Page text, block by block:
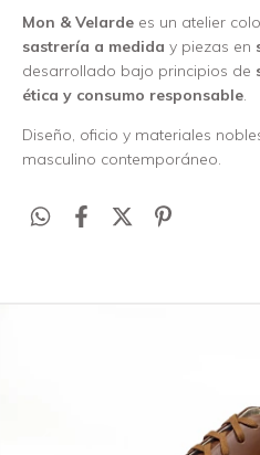
Mon & Velarde es un atelier
sastrería a medida y piezas en
desarrollado bajo principios de
ética y consumo responsable.
Diseño, oficio y materiales
masculino contemporáneo.